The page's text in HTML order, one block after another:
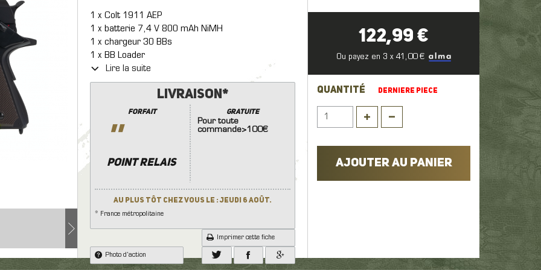
grenade et engin
Autres Accessoires (Crosse,
oculaires et faciales
Electronique
Radio & PTT
Couteaux
Divers Equipement
Lampe
Traceur
Patchs
Sac à Dos
Mallettes/Housses
122,99 €
Ou payez en 3 x 41,00 €
QUANTITÉ DERNIERE PIECE
AJOUTER AU PANIER
1 x Colt 1911 AEP
1 x batterie 7,4 V 800 mAh NiMH
1 x chargeur 30 BBs
1 x BB Loader
Lire la suite
Livraison*
Forfait
''
POINT RELAIS
GRATUITE
Pour toute
commande>100€
Au plus tôt chez vous le : Jeudi 6 Août.
* France métropolitaine
Imprimer cette fiche
Photo d'action